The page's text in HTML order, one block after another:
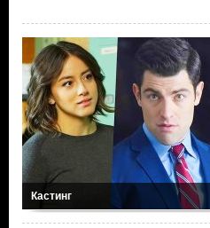
Кастинг